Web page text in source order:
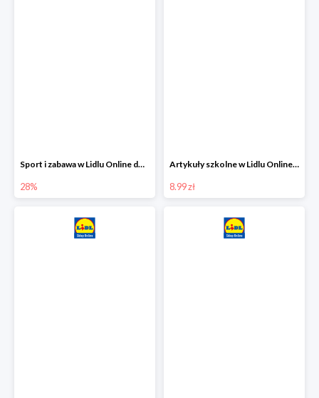
Sport i zabawa w Lidlu Online do -28%
28%
Artykuły szkolne w Lidlu Online od 8,99 zł
8.99 zł